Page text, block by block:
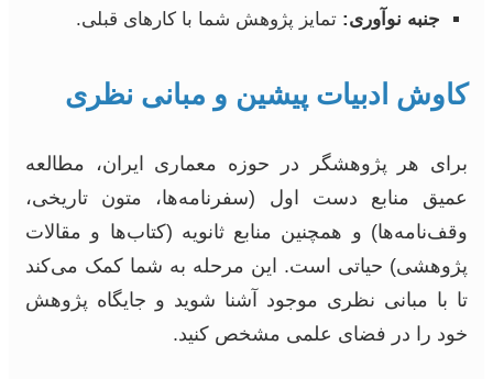
جنبه نوآوری: تمایز پژوهش شما با کارهای قبلی.
کاوش ادبیات پیشین و مبانی نظری
برای هر پژوهشگر در حوزه معماری ایران، مطالعه
عمیق منابع دست اول (سفرنامه‌ها، متون تاریخی،
وقف‌نامه‌ها) و همچنین منابع ثانویه (کتاب‌ها و مقالات
پژوهشی) حیاتی است. این مرحله به شما کمک می‌کند
تا با مبانی نظری موجود آشنا شوید و جایگاه پژوهش
خود را در فضای علمی مشخص کنید.